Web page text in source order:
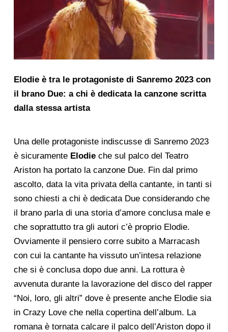
Elodie è tra le protagoniste di Sanremo 2023 con
il brano Due: a chi è dedicata la canzone scritta
dalla stessa artista
Una delle protagoniste indiscusse di Sanremo 2023
è sicuramente Elodie che sul palco del Teatro
Ariston ha portato la canzone Due. Fin dal primo
ascolto, data la vita privata della cantante, in tanti si
sono chiesti a chi è dedicata Due considerando che
il brano parla di una storia d’amore conclusa male e
che soprattutto tra gli autori c’è proprio Elodie.
Ovviamente il pensiero corre subito a Marracash
con cui la cantante ha vissuto un’intesa relazione
che si è conclusa dopo due anni. La rottura è
avvenuta durante la lavorazione del disco del rapper
“Noi, loro, gli altri” dove è presente anche Elodie sia
in Crazy Love che nella copertina dell’album. La
romana è tornata calcare il palco dell’Ariston dopo il